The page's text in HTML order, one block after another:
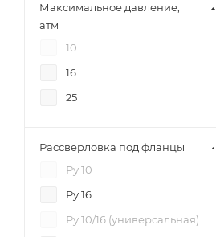
Максимальное давление,
атм
10
16
25
Рассверловка под фланцы
Ру 10
Ру 16
Ру 10/16 (универсальная)